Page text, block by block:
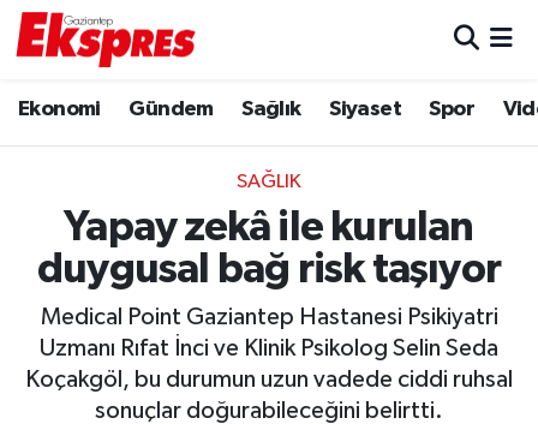
Ekonomi Gündem Sağlık Siyaset Spor
SAĞLIK
Yapay zekâ ile kurulan
duygusal bağ risk taşıyor
Medical Point Gaziantep Hastanesi Psikiyatri
Uzmanı Rıfat İnci ve Klinik Psikolog Selin Seda
Koçakgöl, bu durumun uzun vadede ciddi ruhsal
sonuçlar doğurabileceğini belirtti.
Ekonomi
Gaziantep son dakika
Genel
Gündem
Haberler
Trafik Durumu
Puan Durumu ve Fikstür
Tüm Manşetler
Son Dakika Haberleri
Haber Arşivi